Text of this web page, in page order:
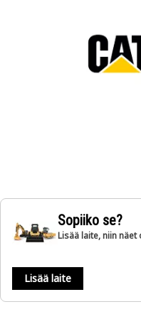
Sopiiko se?
Lisää laite, niin
Lisää laite